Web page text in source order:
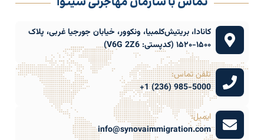
کانادا، بریتیش‌کلمبیا، ونکوور، خیابان جورجیا غربی، پلاک
۱۵۰۰-۱۵۲۰ (کدپستی: V6G 2Z6)
تلفن تماس:
985-5000 (236) 1+
ایمیل:
info@synovaimmigration.com